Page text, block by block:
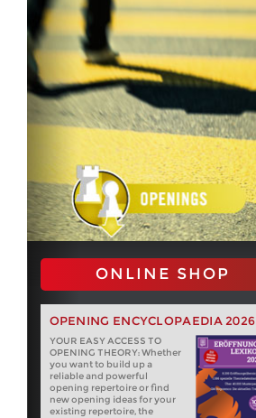
ONLINE SHOP
OPENING ENCYCLOPAEDIA 2026
YOUR EASY ACCESS TO
OPENING THEORY: Whether
you want to build up a
reliable and powerful
opening repertoire or find
new opening ideas for your
existing repertoire, the